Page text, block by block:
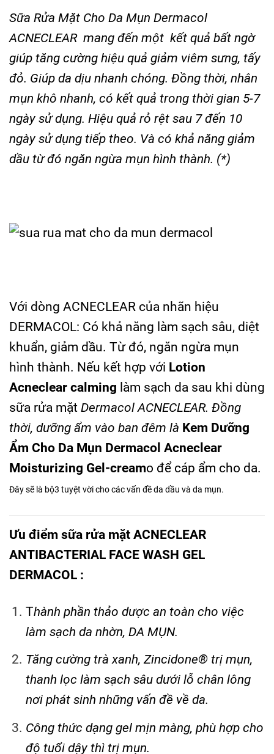
Sữa Rửa Mặt Cho Da Mụn Dermacol
ACNECLEAR mang đến một kết quả bất ngờ
giúp tăng cường hiệu quả giảm viêm sưng, tấy
đỏ. Giúp da dịu nhanh chóng. Đồng thời, nhân
mụn khô nhanh, có kết quả trong thời gian 5-7
ngày sử dụng. Hiệu quả rỏ rệt sau 7 đến 10
ngày sử dụng tiếp theo. Và có khả năng giảm
dầu từ đó ngăn ngừa mụn hình thành. (*)
Với dòng ACNECLEAR của nhãn hiệu
DERMACOL: Có khả năng làm sạch sâu, diệt
khuẩn, giảm dầu. Từ đó, ngăn ngừa mụn
hình thành. Nếu kết hợp với Lotion
Acneclear calming làm sạch da sau khi dùng
sữa rửa mặt Dermacol ACNECLEAR. Đồng
thời, dưỡng ẩm vào ban đêm là Kem Dưỡng
Ẩm Cho Da Mụn Dermacol Acneclear
Moisturizing Gel-creamo để cáp ẩm cho da.
Đây sẽ là bộ3 tuyệt vời cho các vấn đề da dầu và da mụn.
Ưu điểm sữa rửa mặt ACNECLEAR
ANTIBACTERIAL FACE WASH GEL
DERMACOL :
Thành phần thảo dược an toàn cho việc
làm sạch da nhờn, DA MỤN.
Tăng cường trà xanh, Zincidone® trị mụn,
thanh lọc làm sạch sâu dưới lỗ chân lông
nơi phát sinh những vấn đề về da.
Công thức dạng gel mịn màng, phù hợp cho
độ tuổi dậy thì trị mụn.